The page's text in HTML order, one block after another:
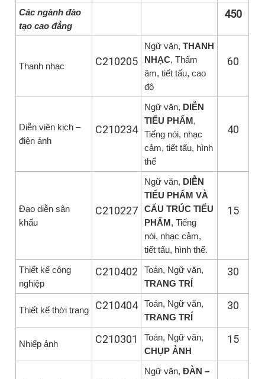
Các ngành đào
tạo cao đẳng
450
Thanh nhạc C210205
Ngữ văn,THANH
NHẠC, Thẩm
âm, tiết tấu, cao
độ
60
Diễn viên kịch –
điện ảnh
C210234
Ngữ văn, DIỄN
TIỂU PHẨM,
Tiếng nói, nhạc
cảm, tiết tấu, hình
thể
40
Đạo diễn sân
khấu
C210227
Ngữ văn, DIỄN
TIỂU PHẨM VÀ
CẤU TRÚC TIỂU
PHẨM, Tiếng
nói, nhạc cảm,
tiết tấu, hình thể.
15
Thiết kế công
nghiệp
C210402
Toán, Ngữ văn,
TRANG TRÍ
30
Thiết kế thời trang C210404
Toán, Ngữ văn,
TRANG TRÍ
30
Nhiếp ảnh C210301
Toán, Ngữ văn,
CHỤP ẢNH
15
Ngữ văn,ĐÀN –